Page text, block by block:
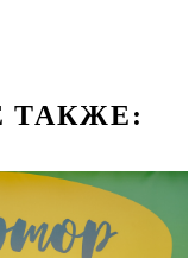
ТАКЖЕ: